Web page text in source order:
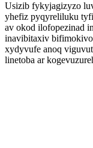
Usizib fykyjagizyzo
yhefiz pyqyreliluku
av okod ilofopezinad
inavibitaxiv
xydyvufe anoq
linetoba ar